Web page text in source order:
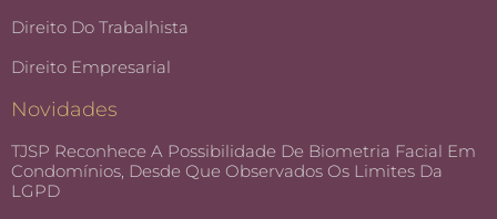
Direito Do Trabalhista
Direito Empresarial
Novidades
TJSP Reconhece A Possibilidade De Biometria Facial Em
Condomínios, Desde Que Observados Os Limites Da
LGPD